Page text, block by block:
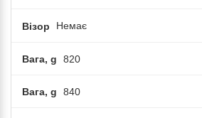
Візор Немає
Вага, g 820
Вага, g 840